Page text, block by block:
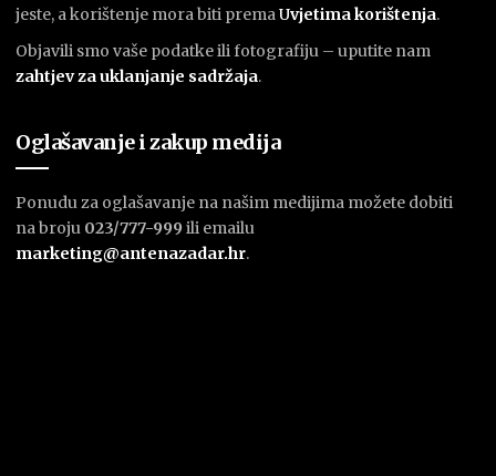
jeste, a korištenje mora biti premaUvjetima korištenja.
Objavili smo vaše podatke ili fotografiju – uputite nam
zahtjev za uklanjanje sadržaja.
Oglašavanje i zakup medija
Ponudu za oglašavanje na našim medijima možete dobiti
na broju 023/777-999 ili emailu
marketing@antenazadar.hr.